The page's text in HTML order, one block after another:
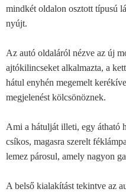
mindkét oldalon osztott típusú
nyújt.
Az autó oldaláról nézve az új
ajtókilincseket alkalmazta, a
hátul enyhén megemelt
megjelenést kölcsönöznek.
Ami a hátulját illeti, egy átható
csíkos, magasra szerelt
lemez párosul, amely nagyon
A belső kialakítást tekintve az